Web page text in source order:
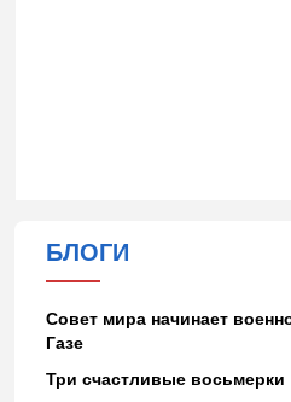
БЛОГИ
Совет мира начинает
Газе
Три счастливые восьмерки